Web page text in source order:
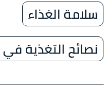
​سلامة الغذاء
نصائح التغذية